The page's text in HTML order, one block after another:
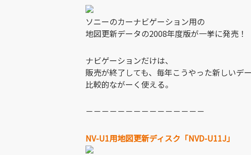
ソニーのカーナビゲーション用の
地図更新データの2008年度版が一挙に発売！
ナビゲーションだけは、
販売が終了しても、毎年こうやった新しいデ
比較的ながーく使える。
－－－－－－－－－－－－－－－
NV-U1用地図更新ディスク「NVD-U11J」